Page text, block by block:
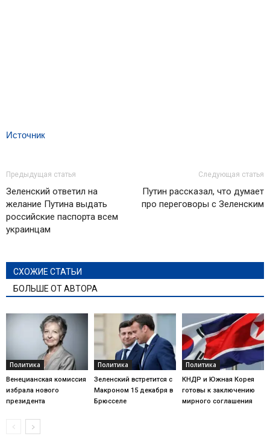
Источник
Предыдущая статья
Зеленский ответил на
желание Путина выдать
российские паспорта всем
украинцам
Следующая статья
Путин рассказал, что думает
про переговоры с Зеленским
СХОЖИЕ СТАТЬИ
БОЛЬШЕ ОТ АВТОРА
Политика
Венецианская комиссия
избрала нового
президента
Политика
Зеленский встретится с
Макроном 15 декабря в
Брюсселе
Политика
КНДР и Южная Корея
готовы к заключению
мирного соглашения